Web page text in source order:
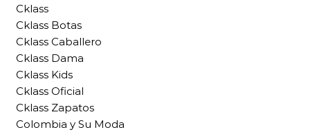
Cklass
Cklass Botas
Cklass Caballero
Cklass Dama
Cklass Kids
Cklass Oficial
Cklass Zapatos
Colombia y Su Moda